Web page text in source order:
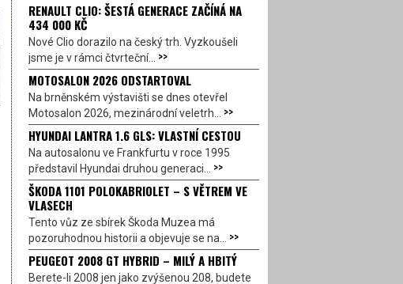
RENAULT CLIO: ŠESTÁ GENERACE ZAČÍNÁ NA
434 000 KČ
Nové Clio dorazilo na český trh. Vyzkoušeli
jsme je v rámci čtvrteční... >>
MOTOSALON 2026 ODSTARTOVAL
Na brněnském výstavišti se dnes otevřel
Motosalon 2026, mezinárodní veletrh... >>
HYUNDAI LANTRA 1.6 GLS: VLASTNÍ CESTOU
Na autosalonu ve Frankfurtu v roce 1995
představil Hyundai druhou generaci... >>
ŠKODA 1101 POLOKABRIOLET – S VĚTREM VE
VLASECH
Tento vůz ze sbírek Škoda Muzea má
pozoruhodnou historii a objevuje se na... >>
PEUGEOT 2008 GT HYBRID – MILÝ A HBITÝ
Berete-li 2008 jen jako zvýšenou 208, budete